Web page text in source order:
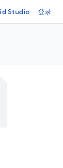
Studio 登录